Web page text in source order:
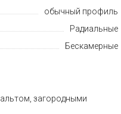
обычный профиль
Радиальные
Бескамерные
загородными